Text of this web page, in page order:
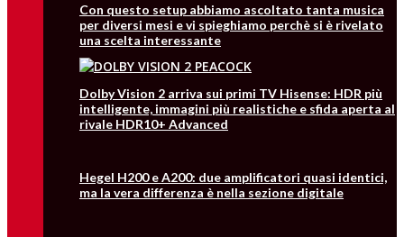
Con questo setup abbiamo ascoltato tanta musica
per diversi mesi e vi spieghiamo perchè si è rivelato
una scelta interessante
Dolby Vision 2 arriva sui primi TV Hisense: HDR più
intelligente, immagini più realistiche e sfida aperta al
rivale HDR10+ Advanced
Hegel H200 e A200: due amplificatori quasi identici,
ma la vera differenza è nella sezione digitale